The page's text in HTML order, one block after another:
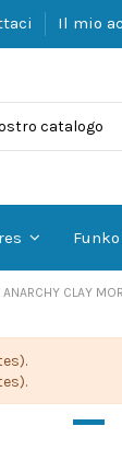
Il mio
CLAY